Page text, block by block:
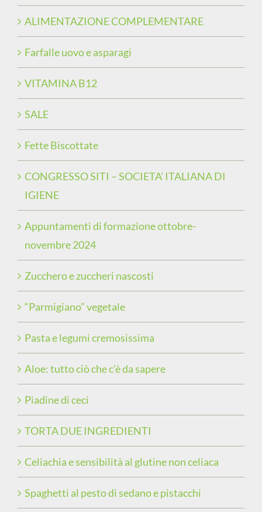
ALIMENTAZIONE COMPLEMENTARE
Farfalle uovo e asparagi
VITAMINA B12
SALE
Fette Biscottate
CONGRESSO SITI – SOCIETA’ ITALIANA DI
IGIENE
Appuntamenti di formazione ottobre-
novembre 2024
Zucchero e zuccheri nascosti
“Parmigiano” vegetale
Pasta e legumi cremosissima
Aloe: tutto ciò che c’è da sapere
Piadine di ceci
TORTA DUE INGREDIENTI
Celiachia e sensibilità al glutine non celiaca
Spaghetti al pesto di sedano e pistacchi